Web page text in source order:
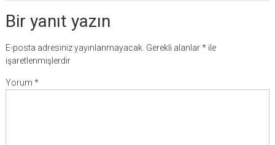
Bir yanıt yazın
E-posta adresiniz yayınlanmayacak. Gerekli alanlar*ile
işaretlenmişlerdir
Yorum *